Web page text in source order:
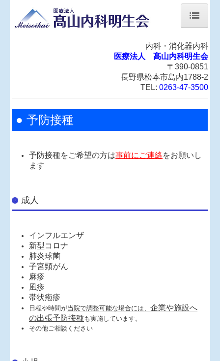
オンライン診療のご案内
交通案内
匿名加工情報の作成と提供に関する公表
内科・消化器内科
医療法人 髙山内科明生会
〒390-0851
長野県松本市島内1788-2
TEL: 0263-47-3500
● 予防接種
予防接種をご希望の方は事前にご連絡をお願いし
ます
成人
インフルエンザ
新型コロナ
肺炎球菌
子宮頸がん
麻疹
風疹
帯状疱疹
日程や時間が当院で調整可能な場合には、企業や施設へ
の出張予防接種も実施しています。
その他ご相談ください